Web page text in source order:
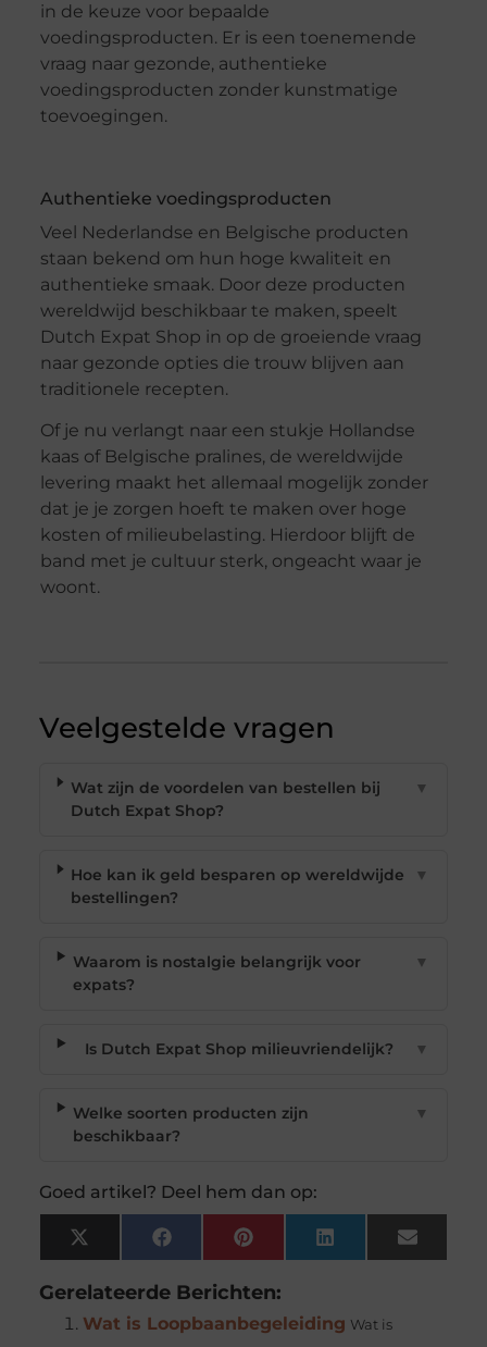
in de keuze voor bepaalde
voedingsproducten. Er is een toenemende
vraag naar gezonde, authentieke
voedingsproducten zonder kunstmatige
toevoegingen.
Authentieke voedingsproducten
Veel Nederlandse en Belgische producten
staan bekend om hun hoge kwaliteit en
authentieke smaak. Door deze producten
wereldwijd beschikbaar te maken, speelt
Dutch Expat Shop in op de groeiende vraag
naar gezonde opties die trouw blijven aan
traditionele recepten.
Of je nu verlangt naar een stukje Hollandse
kaas of Belgische pralines, de wereldwijde
levering maakt het allemaal mogelijk zonder
dat je je zorgen hoeft te maken over hoge
kosten of milieubelasting. Hierdoor blijft de
band met je cultuur sterk, ongeacht waar je
woont.
Veelgestelde vragen
Wat zijn de voordelen van bestellen bij
Dutch Expat Shop?
▼
Hoe kan ik geld besparen op wereldwijde
bestellingen?
▼
Waarom is nostalgie belangrijk voor
expats?
▼
Is Dutch Expat Shop milieuvriendelijk? ▼
Welke soorten producten zijn
beschikbaar?
▼
Goed artikel? Deel hem dan op:
X
(Twitter)
FacebookPinterest LinkedIn Email
Gerelateerde Berichten:
Wat is Loopbaanbegeleiding Wat is